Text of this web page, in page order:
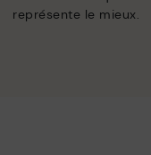
représente le mieux.